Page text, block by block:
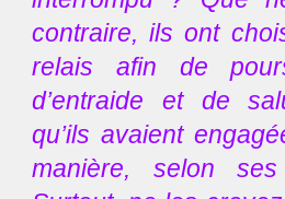
contraire, ils ont
relais afin de
d’entraide et de
qu’ils avaient
manière, selon ses